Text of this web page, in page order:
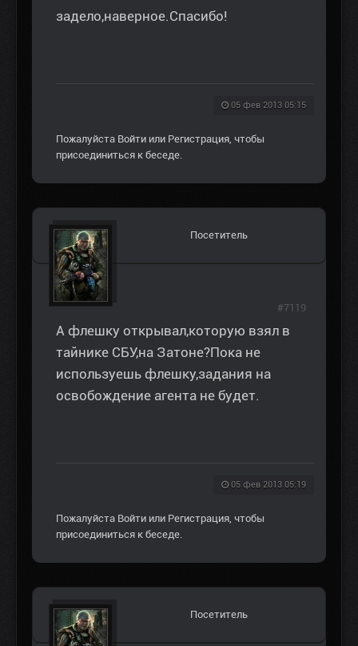
задело,наверное.Спасибо!
05 фев 2013 05:15
Пожалуйста Войти или Регистрация, чтобы
присоединиться к беседе.
Посетитель
А флешку открывал,которую взял в
тайнике СБУ,на Затоне?Пока не
используешь флешку,задания на
освобождение агента не будет.
05 фев 2013 05:19
#7119
Пожалуйста Войти или Регистрация, чтобы
присоединиться к беседе.
Посетитель